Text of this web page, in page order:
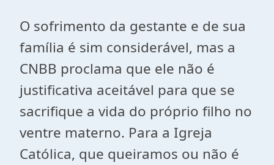
O sofrimento da gestante e de sua
família é sim considerável, mas a
CNBB proclama que ele não é
justificativa aceitável para que se
sacrifique a vida do próprio filho no
ventre materno. Para a Igreja
Católica, que queiramos ou não é